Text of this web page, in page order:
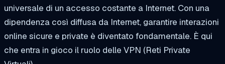
universale di un accesso costante a Internet. Con una
dipendenza così diffusa da Internet, garantire interazioni
online sicure e private è diventato fondamentale. È qui
che entra in gioco il ruolo delle VPN (Reti Private